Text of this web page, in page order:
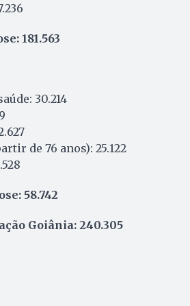
181.563
30.214
de 76 anos): 25.122
58.742
Goiânia: 240.305